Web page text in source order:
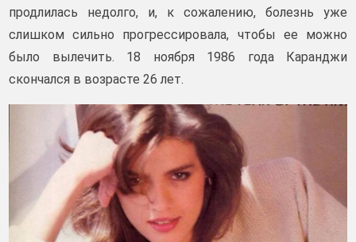
продлилась недолго, и, к сожалению, болезнь уже
слишком сильно прогрессировала, чтобы ее можно
было вылечить. 18 ноября 1986 года Каранджи
скончался в возрасте 26 лет.